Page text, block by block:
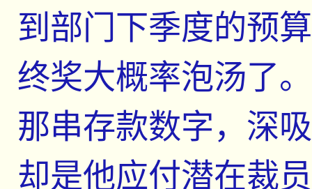
到部门下季度的预
终奖大概率泡汤了
那串存款数字，深
却是他应付潜在裁